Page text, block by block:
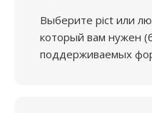
Выберите pict или
который вам нужен
поддерживаемых